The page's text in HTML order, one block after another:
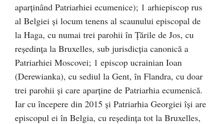
aparținând Patriarhiei ecumenice); 1 arhiepiscop rus
al Belgiei și locum tenens al scaunului episcopal de
la Haga, cu numai trei parohii în Țările de Jos, cu
reședința la Bruxelles, sub jurisdicția canonică a
Patriarhiei Moscovei; 1 episcop ucrainian Ioan
(Derewianka), cu sediul la Gent, în Flandra, cu doar
trei parohii și care aparține de Patriarhia ecumenică.
Iar cu începere din 2015 și Patriarhia Georgiei își are
episcopul ei în Belgia, cu reședința tot la Bruxelles,